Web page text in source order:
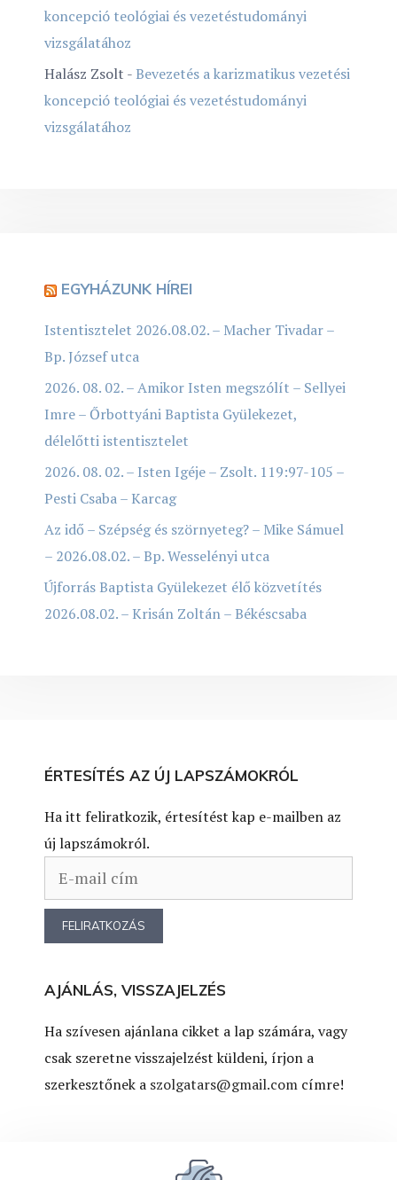
koncepció teológiai és vezetéstudományi
vizsgálatához
Halász Zsolt -Bevezetés a karizmatikus vezetési
koncepció teológiai és vezetéstudományi
vizsgálatához
EGYHÁZUNK HÍREI
Istentisztelet 2026.08.02. – Macher Tivadar –
Bp. József utca
2026. 08. 02. – Amikor Isten megszólít – Sellyei
Imre – Őrbottyáni Baptista Gyülekezet,
délelőtti istentisztelet
2026. 08. 02. – Isten Igéje – Zsolt. 119:97-105 –
Pesti Csaba – Karcag
Az idő – Szépség és szörnyeteg? – Mike Sámuel
– 2026.08.02. – Bp. Wesselényi utca
Újforrás Baptista Gyülekezet élő közvetítés
2026.08.02. – Krisán Zoltán – Békéscsaba
ÉRTESÍTÉS AZ ÚJ LAPSZÁMOKRÓL
Ha itt feliratkozik, értesítést kap e-mailben az
új lapszámokról.
AJÁNLÁS, VISSZAJELZÉS
Ha szívesen ajánlana cikket a lap számára, vagy
csak szeretne visszajelzést küldeni, írjon a
szerkesztőnek a szolgatars@gmail.com címre!